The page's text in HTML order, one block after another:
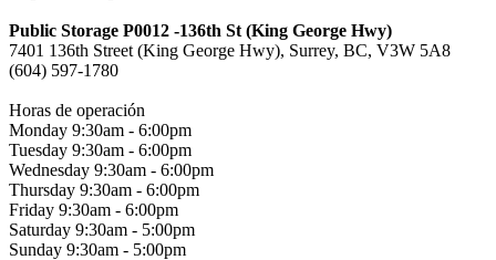
Public Storage P0012 -136th St (King George Hwy)
7401 136th Street (King George Hwy), Surrey, BC, V3W 5A8
(604) 597-1780
Horas de operación
Monday 9:30am - 6:00pm
Tuesday 9:30am - 6:00pm
Wednesday 9:30am - 6:00pm
Thursday 9:30am - 6:00pm
Friday 9:30am - 6:00pm
Saturday 9:30am - 5:00pm
Sunday 9:30am - 5:00pm